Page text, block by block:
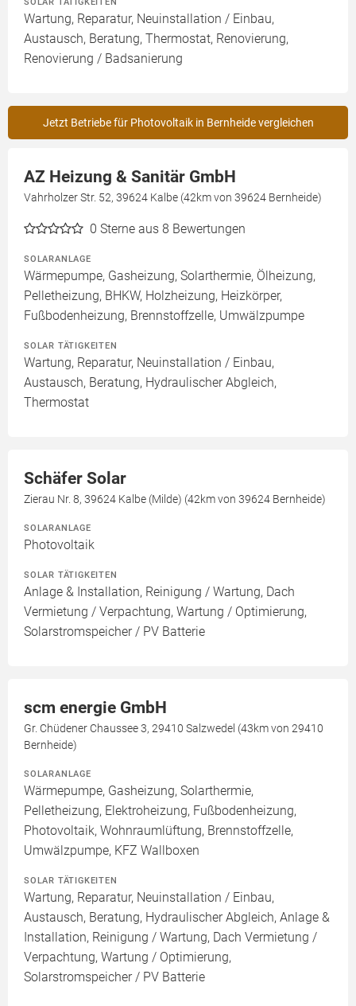
Wartung, Reparatur, Neuinstallation / Einbau,
Austausch, Beratung, Thermostat, Renovierung,
Renovierung / Badsanierung
Jetzt Betriebe für Photovoltaik in Bernheide vergleichen
AZ Heizung & Sanitär GmbH
Vahrholzer Str. 52, 39624 Kalbe (42km von 39624 Bernheide)
0 Sterne aus 8 Bewertungen
SOLARANLAGE
Wärmepumpe, Gasheizung, Solarthermie, Ölheizung,
Pelletheizung, BHKW, Holzheizung, Heizkörper,
Fußbodenheizung, Brennstoffzelle, Umwälzpumpe
SOLAR TÄTIGKEITEN
Wartung, Reparatur, Neuinstallation / Einbau,
Austausch, Beratung, Hydraulischer Abgleich,
Thermostat
Schäfer Solar
Zierau Nr. 8, 39624 Kalbe (Milde) (42km von 39624 Bernheide)
SOLARANLAGE
Photovoltaik
SOLAR TÄTIGKEITEN
Anlage & Installation, Reinigung / Wartung, Dach
Vermietung / Verpachtung, Wartung / Optimierung,
Solarstromspeicher / PV Batterie
scm energie GmbH
Gr. Chüdener Chaussee 3, 29410 Salzwedel (43km von 29410
Bernheide)
SOLARANLAGE
Wärmepumpe, Gasheizung, Solarthermie,
Pelletheizung, Elektroheizung, Fußbodenheizung,
Photovoltaik, Wohnraumlüftung, Brennstoffzelle,
Umwälzpumpe, KFZ Wallboxen
SOLAR TÄTIGKEITEN
Wartung, Reparatur, Neuinstallation / Einbau,
Austausch, Beratung, Hydraulischer Abgleich, Anlage &
Installation, Reinigung / Wartung, Dach Vermietung /
Verpachtung, Wartung / Optimierung,
Solarstromspeicher / PV Batterie